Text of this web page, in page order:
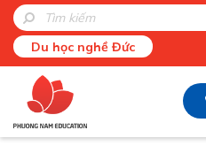
Du học nghề Đức